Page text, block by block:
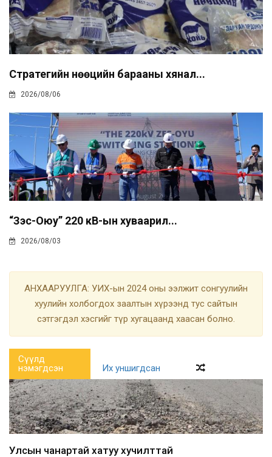
Стратегийн нөөцийн барааны хянал...
2026/08/06
“Зэс-Оюу” 220 кВ-ын хуваарил...
2026/08/03
АНХААРУУЛГА: УИХ-ын 2024 оны ээлжит сонгуулийн
хуулийн холбогдох заалтын хүрээнд тус сайтын
сэтгэгдэл хэсгийг түр хугацаанд хаасан болно.
Сүүлд
нэмэгдсэн
Их уншигдсан
Улсын чанартай хатуу хучилттай